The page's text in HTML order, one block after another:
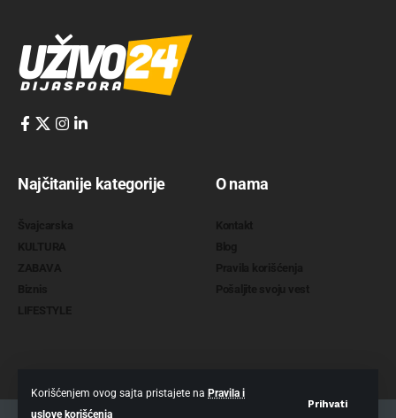
Korišćenjem ovog sajta pristajete na Pravila i
uslove korišćenja
Prihvati
Najčitanije kategorije O nama